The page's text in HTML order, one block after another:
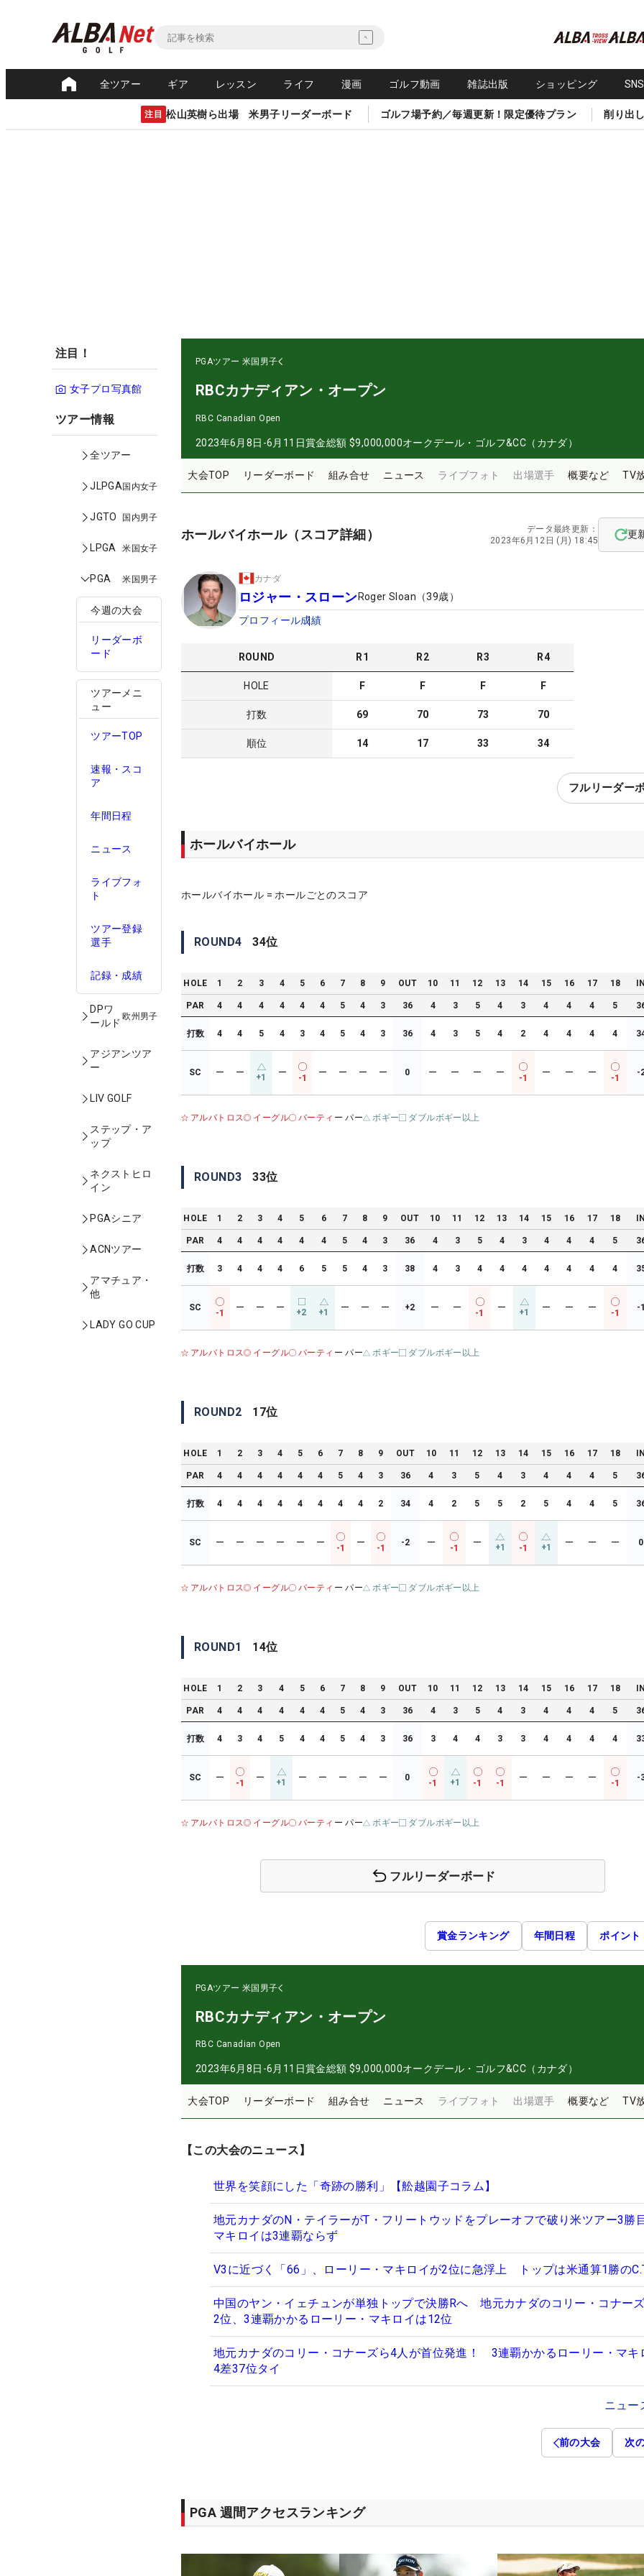
全ツアー ギア レッスン ライフ 漫画 ゴルフ動画 雑誌出版 ショッピング
注目 松山英樹ら出場 米男子リーダーボード ゴルフ場予約／毎週更新！限定優待プラン 削り出
注目！
女子プロ写真館
ツアー情報
全ツアー
JLPGA国内女子
JGTO 国内男子
LPGA 米国女子
PGA 米国男子
今週の大会
リーダーボ
ード
ツアーメニ
ュー
ツアーTOP
速報・スコ
ア
年間日程
ニュース
ライブフォ
ト
ツアー登録
選手
記録・成績
DPワ
ールド
欧州男子
アジアンツア
ー
LIV GOLF
ステップ・ア
ップ
ネクストヒロ
イン
PGAシニア
ACNツアー
アマチュア・
他
LADY GO CUP
PGAツアー 米国男子
RBCカナディアン・オープン
RBC Canadian Open
2023年6月8日-6月11日賞金総額 $9,000,000オークデール・ゴルフ&CC（カナダ）
大会TOP リーダーボード 組み合せ ニュース ライブフォト 出場選手 概要など TV
ホールバイホール（スコア詳細）
データ最終更新：
2023年6月12日 (月) 18:45
更
カナダ
ロジャー・スローンRoger Sloan （39歳）
プロフィール成績
ROUND R1 R2 R3 R4
HOLE F F F F
打数 69 70 73 70
順位 14 17 33 34
フルリーダー
ホールバイホール
ホールバイホール = ホールごとのスコア
ROUND4 34位
HOLE 1 2 3 4 5 6 7 8 9 OUT 10 11 12 13 14 15 16 17 18
PAR 4 4 4 4 4 4 5 4 3 36 4 3 5 4 3 4 4 4 5
打数 4 4 5 4 3 4 5 4 3 36 4 3 5 4 2 4 4 4 4
SC ー ー +1 ー
-1
ー ー ー ー 0 ー ー ー ー
-1
ー ー ー
-1
-
アルバトロス イーグル バーティ ー パー ボギー ダブルボギー以上
ROUND3 33位
HOLE 1 2 3 4 5 6 7 8 9 OUT 10 11 12 13 14 15 16 17 18
PAR 4 4 4 4 4 4 5 4 3 36 4 3 5 4 3 4 4 4 5
打数 3 4 4 4 6 5 5 4 3 38 4 3 4 4 4 4 4 4 4
SC
-1
ー ー ー +2 +1 ー ー ー +2 ー ー
-1
ー +1 ー ー ー
-1
-
アルバトロス イーグル バーティ ー パー ボギー ダブルボギー以上
ROUND2 17位
HOLE 1 2 3 4 5 6 7 8 9 OUT 10 11 12 13 14 15 16 17 18
PAR 4 4 4 4 4 4 5 4 3 36 4 3 5 4 3 4 4 4 5
打数 4 4 4 4 4 4 4 4 2 34 4 2 5 5 2 5 4 4 5
SC ー ー ー ー ー ー
-1
ー
-1
-2 ー
-1
ー +1 -1 +1 ー ー ー 0
アルバトロス イーグル バーティ ー パー ボギー ダブルボギー以上
ROUND1 14位
HOLE 1 2 3 4 5 6 7 8 9 OUT 10 11 12 13 14 15 16 17 18
PAR 4 4 4 4 4 4 5 4 3 36 4 3 5 4 3 4 4 4 5
打数 4 3 4 5 4 4 5 4 3 36 3 4 4 3 3 4 4 4 4
SC ー
-1
ー +1 ー ー ー ー ー 0
-1 +1 -1 -1
ー ー ー ー
-1
-
アルバトロス イーグル バーティ ー パー ボギー ダブルボギー以上
フルリーダーボード
賞金ランキング 年間日程 ポイント
PGAツアー 米国男子
RBCカナディアン・オープン
RBC Canadian Open
2023年6月8日-6月11日賞金総額 $9,000,000オークデール・ゴルフ&CC（カナダ）
大会TOP リーダーボード 組み合せ ニュース ライブフォト 出場選手 概要など TV
【この大会のニュース】
世界を笑顔にした「奇跡の勝利」【舩越園子コラム】
地元カナダのN・テイラーがT・フリートウッドをプレーオフで破り米ツアー3
マキロイは3連覇ならず
V3に近づく「66」、ローリー・マキロイが2位に急浮上 トップは米通算1勝の
中国のヤン・イェチュンが単独トップで決勝Rへ 地元カナダのコリー・コナー
2位、3連覇かかるローリー・マキロイは12位
地元カナダのコリー・コナーズら4人が首位発進！ 3連覇かかるローリー・マキ
4差37位タイ
ニュー
前の大会 次
PGA 週間アクセスランキング